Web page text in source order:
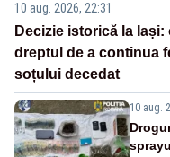
10 aug. 2026, 22:31
Decizie istorică la
dreptul de a continua
soțului decedat
10 aug.